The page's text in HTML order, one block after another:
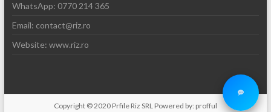
WhatsApp: 0770 214 365
Email: contact@riz.ro
Website: www.riz.ro
Copyright © 2020 Prfile Riz SRL Powered by: profful